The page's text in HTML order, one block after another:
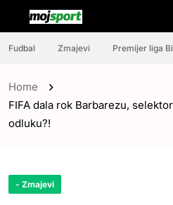
Fudbal Zmajevi Premijer liga
Home
FIFA dala rok Barbarezu,
odluku?!
- Zmajevi